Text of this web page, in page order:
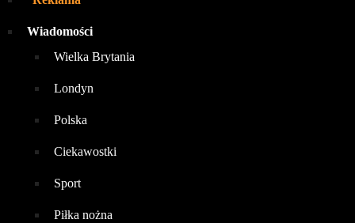
Wiadomości
Wielka Brytania
Londyn
Polska
Ciekawostki
Sport
Piłka nożna